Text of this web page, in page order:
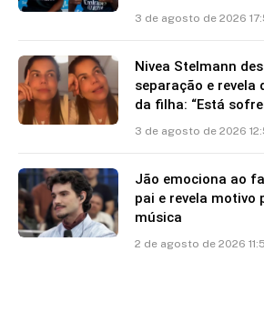
3 de agosto de 2026
Nivea Stelmann
separação e revela
da filha: “Está
3 de agosto de 2026
Jão emociona ao
pai e revela motivo
música
2 de agosto de 2026